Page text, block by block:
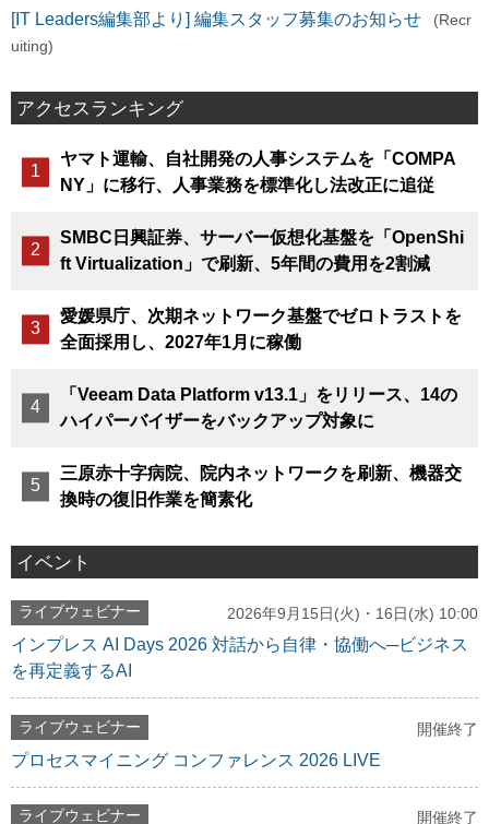
[IT Leaders編集部より] 編集スタッフ募集のお知らせ
(Recr
uiting)
アクセスランキング
ヤマト運輸、自社開発の人事システムを「COMPA
NY」に移行、人事業務を標準化し法改正に追従
SMBC日興証券、サーバー仮想化基盤を「OpenShi
ft Virtualization」で刷新、5年間の費用を2割減
愛媛県庁、次期ネットワーク基盤でゼロトラストを
全面採用し、2027年1月に稼働
「Veeam Data Platform v13.1」をリリース、14の
ハイパーバイザーをバックアップ対象に
三原赤十字病院、院内ネットワークを刷新、機器交
換時の復旧作業を簡素化
イベント
ライブウェビナー 2026年9月15日(火)・16日(水) 10:00
インプレス AI Days 2026 対話から自律・協働へ─ビジネス
を再定義するAI
ライブウェビナー 開催終了
プロセスマイニング コンファレンス 2026 LIVE
ライブウェビナー 開催終了